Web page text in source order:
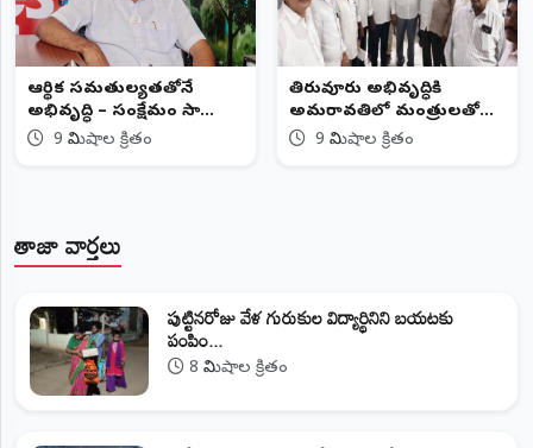
ఆర్థిక సమతుల్యతతోనే
అభివృద్ధి – సంక్షేమం సాధ్యం:
ఎం. సునీల్ కుమార్
9 నిమిషాల క్రితం
తిరువూరు అభివృద్ధికి
అమరావతిలో మంత్రులతో
ఎమ్మెల్యే వరుస భేటీలు
9 నిమిషాల క్రితం
తాజా వార్తలు
పుట్టినరోజు వేళ గురుకుల విద్యార్థినిని బయటకు
పంపిం...
8 నిమిషాల క్రితం